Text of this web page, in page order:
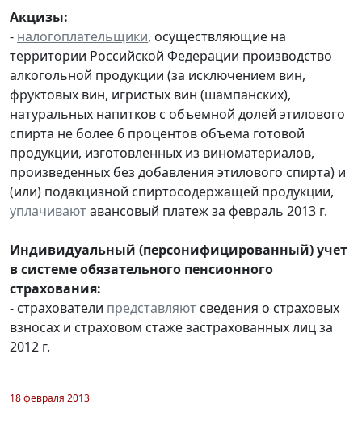
Акцизы:
- налогоплательщики, осуществляющие на
территории Российской Федерации производство
алкогольной продукции (за исключением вин,
фруктовых вин, игристых вин (шампанских),
натуральных напитков с объемной долей этилового
спирта не более 6 процентов объема готовой
продукции, изготовленных из виноматериалов,
произведенных без добавления этилового спирта) и
(или) подакцизной спиртосодержащей продукции,
уплачиваютавансовый платеж за февраль 2013 г.
Индивидуальный (персонифицированный) учет
в системе обязательного пенсионного
страхования:
- страхователи представляют сведения о страховых
взносах и страховом стаже застрахованных лиц за
2012 г.
18 февраля 2013